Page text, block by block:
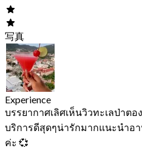
写真
Experience
บรรยากาศเลิศเห็นวิวทะเลป่าต
บริการดีสุดๆน่ารักมากแนะนำอ
ค่ะ 💞